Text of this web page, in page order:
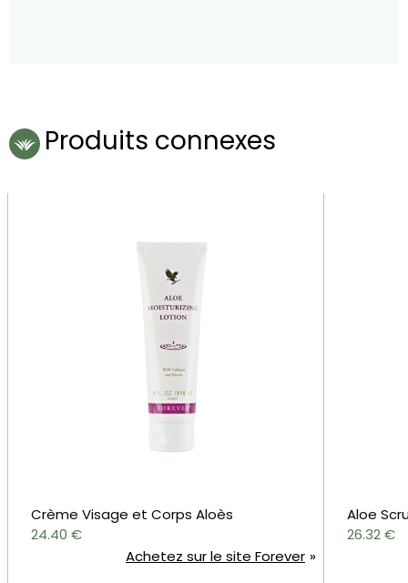
Produits connexes
Crème Visage et Corps Aloès
24.40€
Achetez sur le site Forever
Aloe
26.32€